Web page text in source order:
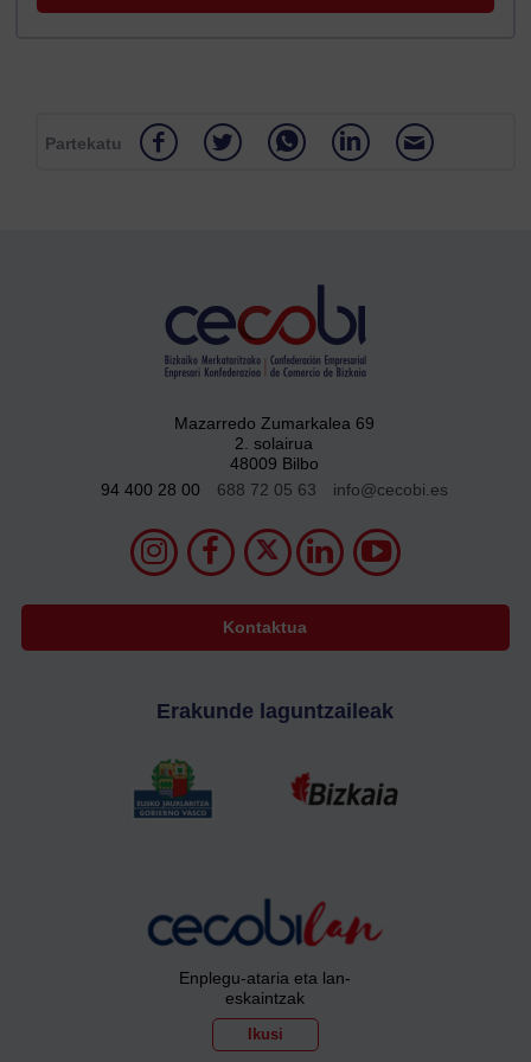
Partekatu
Mazarredo Zumarkalea 69
2. solairua
48009 Bilbo
94 400 28 00
688 72 05 63 info@cecobi.es
Kontaktua
Erakunde laguntzaileak
Enplegu-ataria eta lan-
eskaintzak
Ikusi